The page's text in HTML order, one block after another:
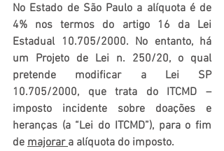
No Estado de São Paulo a alíquota é de
4% nos termos do artigo 16 da Lei
Estadual 10.705/2000. No entanto, há
um Projeto de Lei n. 250/20, o qual
pretende modificar a Lei SP
10.705/2000, que trata do ITCMD –
imposto incidente sobre doações e
heranças (a “Lei do ITCMD”), para o fim
de majorar a alíquota do imposto.